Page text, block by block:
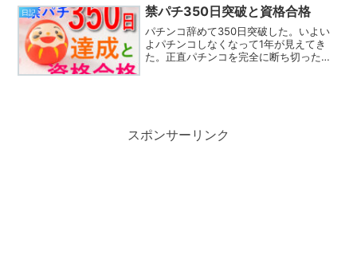
ってみた。青島神社何...
日記 禁パチ350日突破と資格合格
パチンコ辞めて350日突破した。いよい
よパチンコしなくなって1年が見えてき
た。正直パチンコを完全に断ち切ったわ
スポンサーリンク